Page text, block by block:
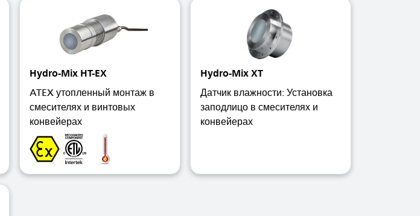
Hydro-Mix HT-EX
ATEX утопленный монтаж в
смесителях и винтовых
конвейерах
Hydro-Mix XT
Датчик влажности: Установка
заподлицо в смесителях и
конвейерах